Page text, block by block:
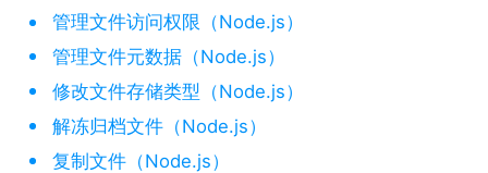
管理文件访问权限（Node.js）
管理文件元数据（Node.js）
修改文件存储类型（Node.js）
解冻归档文件（Node.js）
复制文件（Node.js）